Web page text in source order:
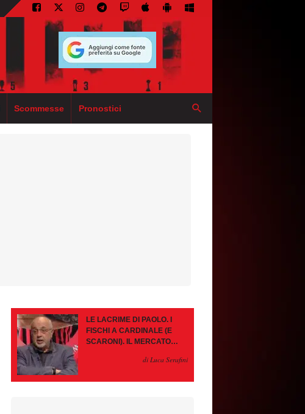
Scommesse Pronostici
LE LACRIME DI PAOLO. I
FISCHI A CARDINALE (E
SCARONI). IL MERCATO
PAZIENZA, SE RESTA È
di Luca Serafini